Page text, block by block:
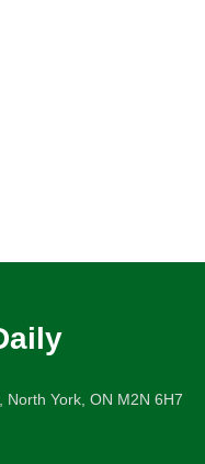
North York, ON M2N 6H7